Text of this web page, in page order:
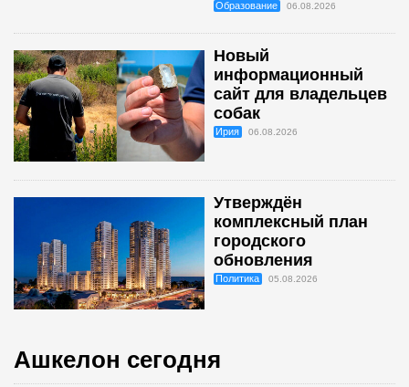
Образование 06.08.2026
Новый
информационный
сайт для владельцев
собак
Ирия 06.08.2026
Утверждён
комплексный план
городского
обновления
Политика 05.08.2026
Ашкелон сегодня